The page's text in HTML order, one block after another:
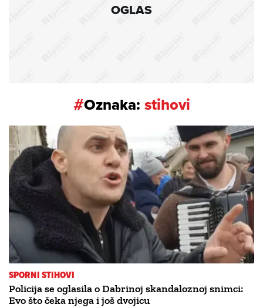
OGLAS
#Oznaka: stihovi
SPORNI STIHOVI
Policija se oglasila o Dabrinoj skandaloznoj snimci:
Evo što čeka njega i još dvojicu